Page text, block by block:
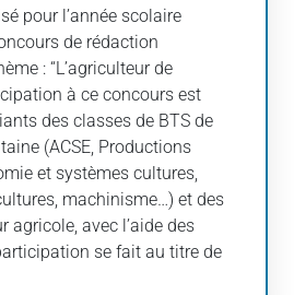
pour l’année scolaire
de rédaction
: “L’agriculteur de
à ce concours est
des classes de BTS de
(ACSE, Productions
et systèmes cultures,
machinisme…) et des
agricole, avec l’aide des
se fait au titre de